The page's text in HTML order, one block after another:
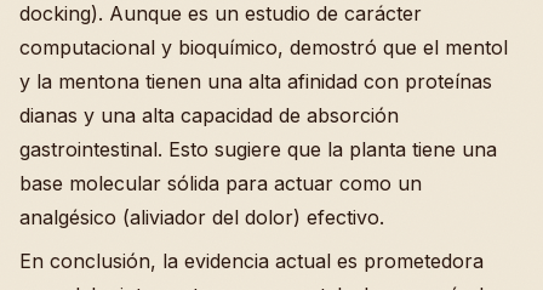
docking). Aunque es un estudio de carácter
computacional y bioquímico, demostró que el mentol
y la mentona tienen una alta afinidad con proteínas
dianas y una alta capacidad de absorción
gastrointestinal. Esto sugiere que la planta tiene una
base molecular sólida para actuar como un
analgésico (aliviador del dolor) efectivo.
En conclusión, la evidencia actual es prometedora